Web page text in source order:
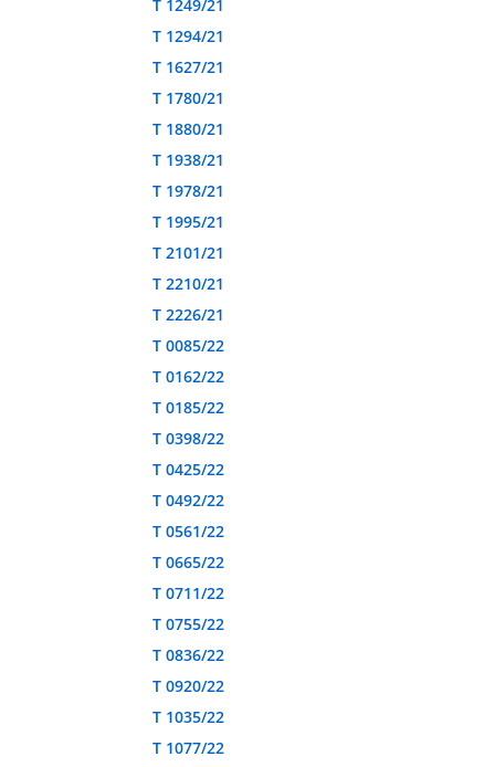
T 1249/21
T 1294/21
T 1627/21
T 1780/21
T 1880/21
T 1938/21
T 1978/21
T 1995/21
T 2101/21
T 2210/21
T 2226/21
T 0085/22
T 0162/22
T 0185/22
T 0398/22
T 0425/22
T 0492/22
T 0561/22
T 0665/22
T 0711/22
T 0755/22
T 0836/22
T 0920/22
T 1035/22
T 1077/22